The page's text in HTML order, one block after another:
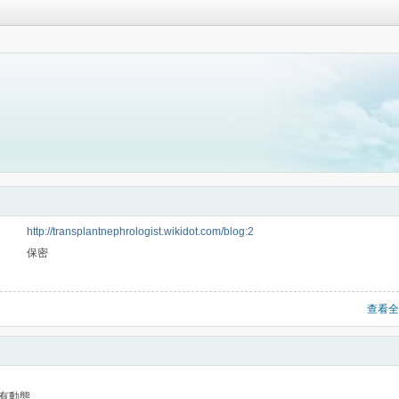
http://transplantnephrologist.wikidot.com/blog:2
保密
查看
動態